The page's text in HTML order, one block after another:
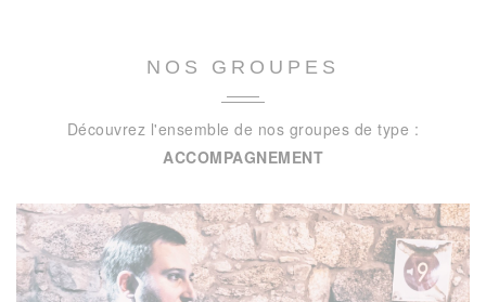
NOS GROUPES
Découvrez l'ensemble de nos groupes de type :
ACCOMPAGNEMENT